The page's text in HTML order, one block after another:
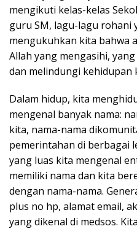
mengikuti kelas-kelas
guru SM, lagu-lagu rohani
mengukuhkan kita bahwa
Allah yang mengasihi,
dan melindungi kehidupan
Dalam hidup, kita
mengenal banyak nama:
kita, nama-nama
pemerintahan di berbagai
yang luas kita mengenal
memiliki nama dan kita
dengan nama-nama.
plus no hp, alamat email,
yang dikenal di medsos.